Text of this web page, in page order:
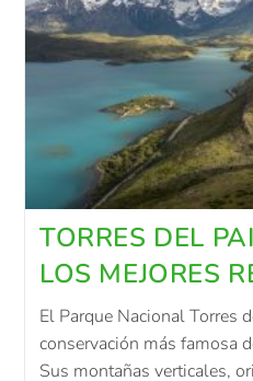
TORRES DEL
LOS MEJORES
El Parque Nacional Torres
conservación más famosa
Sus montañas verticales,